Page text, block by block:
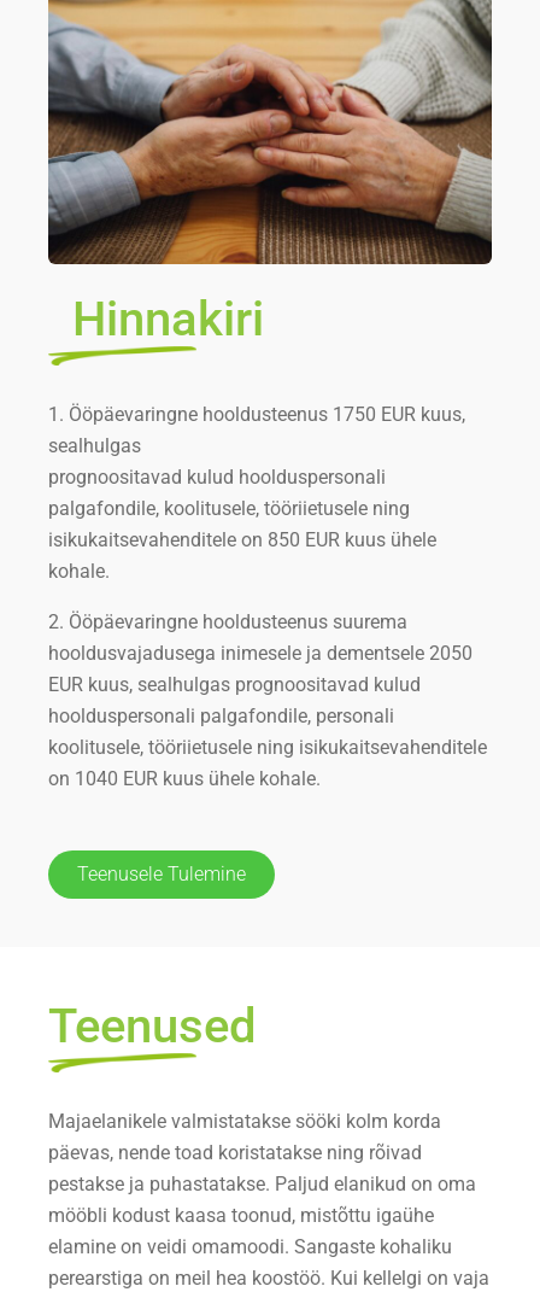
Hinnakiri
1. Ööpäevaringne hooldusteenus 1750 EUR kuus,
sealhulgas
prognoositavad kulud hoolduspersonali
palgafondile, koolitusele, tööriietusele ning
isikukaitsevahenditele on 850 EUR kuus ühele
kohale.
2. Ööpäevaringne hooldusteenus suurema
hooldusvajadusega inimesele ja dementsele 2050
EUR kuus, sealhulgas prognoositavad kulud
hoolduspersonali palgafondile, personali
koolitusele, tööriietusele ning isikukaitsevahenditele
on 1040 EUR kuus ühele kohale.
Teenusele Tulemine
Teenused
Majaelanikele valmistatakse sööki kolm korda
päevas, nende toad koristatakse ning rõivad
pestakse ja puhastatakse. Paljud elanikud on oma
mööbli kodust kaasa toonud, mistõttu igaühe
elamine on veidi omamoodi. Sangaste kohaliku
perearstiga on meil hea koostöö. Kui kellelgi on vaja